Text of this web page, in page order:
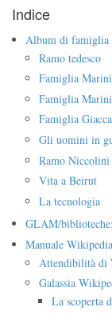
Indice
Album di famiglia
Ramo tedesco
Famiglia Marini
Famiglia Marini
Famiglia
Gli uomini in
Ramo Niccolini
Vita a Beirut
La tecnologia
GLAM/
Manuale Wikipedia
Attendibilità di
Galassia
La scoperta